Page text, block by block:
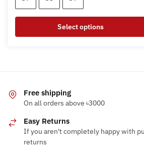
Select options
variants.
The
options
may
Free shipping
On all orders above ৳3000
Easy Returns
If you aren't completely happy with
returns